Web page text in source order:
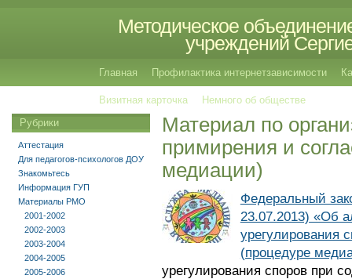
Методическое
учреждений
Главная Профилактика интернетзависимости
Визитная карточка Немного об обществе
Материал по
примирения и
медиации)
Федеральный
23.07.2013) «Об
урегулирования
(процедуре
урегулирования споров при
Рубрики
Аттестация
Для педагогов-психологов ДОУ
Знакомьтесь
Информация ГУП
Материалы РМО
2001-2002
2002-2003
2003-2004
2004-2005
2005-2006